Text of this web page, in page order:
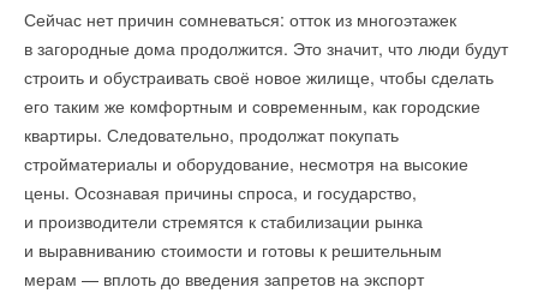
Сейчас нет причин сомневаться: отток из многоэтажек
в загородные дома продолжится. Это значит, что люди будут
строить и обустраивать своё новое жилище, чтобы сделать
его таким же комфортным и современным, как городские
квартиры. Следовательно, продолжат покупать
стройматериалы и оборудование, несмотря на высокие
цены. Осознавая причины спроса, и государство,
и производители стремятся к стабилизации рынка
и выравниванию стоимости и готовы к решительным
мерам — вплоть до введения запретов на экспорт